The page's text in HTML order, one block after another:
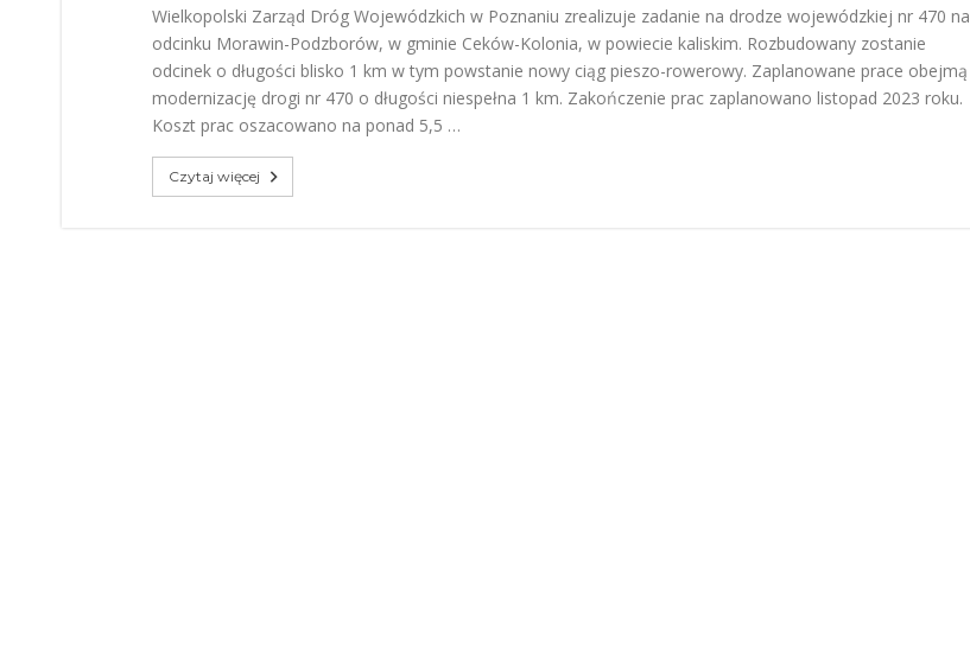
Wielkopolski Zarząd Dróg Wojewódzkich w Poznaniu zrealizuje zadanie na drodze wojewódzkiej nr 470 na
odcinku Morawin-Podzborów, w gminie Ceków-Kolonia, w powiecie kaliskim. Rozbudowany zostanie
odcinek o długości blisko 1 km w tym powstanie nowy ciąg pieszo-rowerowy. Zaplanowane prace obejmą
modernizację drogi nr 470 o długości niespełna 1 km. Zakończenie prac zaplanowano listopad 2023 roku.
Koszt prac oszacowano na ponad 5,5 …
Czytaj więcej